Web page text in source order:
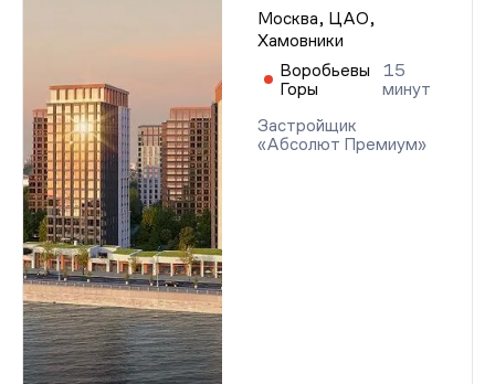
Москва, ЦАО,
Хамовники
Воробьевы
Горы
15
минут
Застройщик
«Абсолют Премиум»